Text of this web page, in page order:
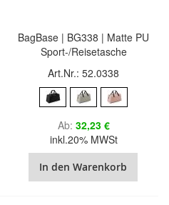
BagBase | BG338 | Matte PU
Sport-/Reisetasche
Art.Nr.: 52.0338
Ab 32,23 €
inkl.20% MWSt
In den Warenkorb